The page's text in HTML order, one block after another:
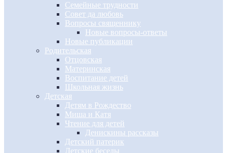
Семейные трудности
Совет да любовь
Вопросы священнику
Новые вопросы-ответы
Новые публикации
Родительская
Отцовская
Материнская
Воспитание детей
Школьная жизнь
Детская
Детям в Рождество
Миша и Катя
Чтение для детей
Денискины рассказы
Детский патерик
Детские беседы